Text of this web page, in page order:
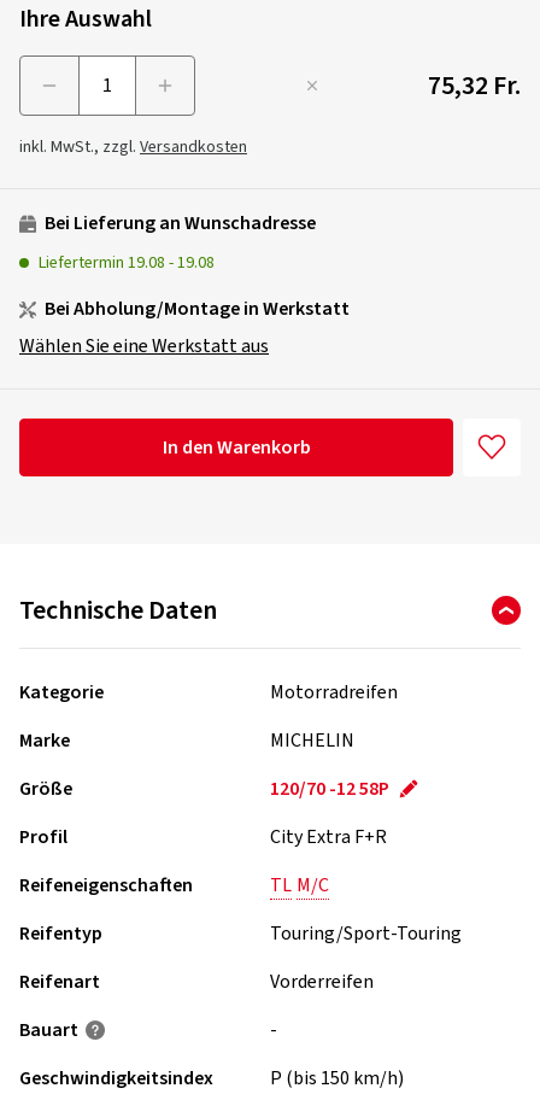
Ihre Auswahl
75,32 Fr.
inkl. MwSt., zzgl. Versandkosten
Bei Lieferung an Wunschadresse
Liefertermin 19.08 -19.08
Bei Abholung/Montage in Werkstatt
Wählen Sie eine Werkstatt aus
In den Warenkorb
Technische Daten
Kategorie
Motorradreifen
Marke
MICHELIN
Größe
120/70 -12 58P
Profil
City Extra F+R
Reifeneigenschaften
TL M/C
Reifentyp
Touring/Sport-Touring
Reifenart
Vorderreifen
Bauart
-
Geschwindigkeits­index
P (bis 150 km/h)